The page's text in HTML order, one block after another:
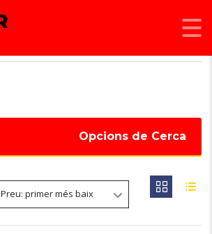
Opcions de Cerca
Preu: primer més baix